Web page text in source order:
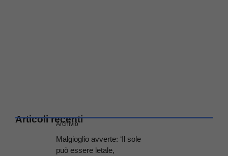
Articoli recenti
Archivio
Malgioglio avverte: ‘Il sole
può essere letale,